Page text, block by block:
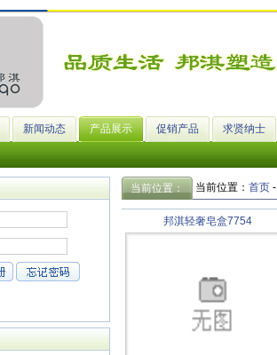
新闻动态 产品展示 促销产品 求贤纳士
当前位置： 当前位置： 首页-
邦淇轻奢皂盒7754